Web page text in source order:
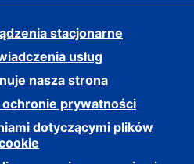
stacjonarne
usług
nasza strona
prywatności
dotyczącymi plików